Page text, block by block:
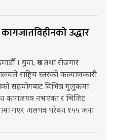
उद्धार
। युवा, श्रम तथा रोजगार
राष्ट्रिय स्तरको कल्याणकारी
सहयोगबाट विभिन्न मुलुकमा
कागजपत्र नभएका र भिजिट
गएर अलपत्र परेका १५५ जना